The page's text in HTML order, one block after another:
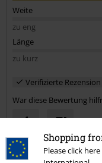
Shopping
Please click
Weite
zu eng
Länge
zu kurz
Verifizierte Rezension
War diese Bewertung